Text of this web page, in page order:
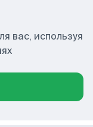
вас, используя